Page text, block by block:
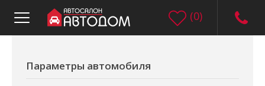
(0)
Параметры автомобиля